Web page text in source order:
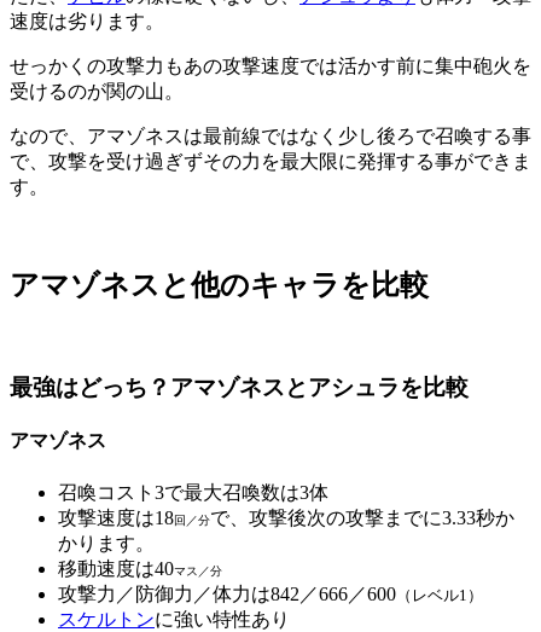
速度は劣ります。
せっかくの攻撃力もあの攻撃速度では活かす前に集中砲火を
受けるのが関の山。
なので、アマゾネスは最前線ではなく少し後ろで召喚する事
で、攻撃を受け過ぎずその力を最大限に発揮する事ができま
す。
アマゾネスと他のキャラを比較
最強はどっち？アマゾネスとアシュラを比較
アマゾネス
召喚コスト3で最大召喚数は3体
攻撃速度は18回／分で、攻撃後次の攻撃までに3.33秒か
かります。
移動速度は40マス／分
攻撃力／防御力／体力は842／666／600 （レベル1）
スケルトンに強い特性あり